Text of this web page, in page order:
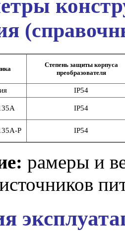
Степень защиты корпуса
преобразователя
IP54
IP54
Р IP54
рамеры и